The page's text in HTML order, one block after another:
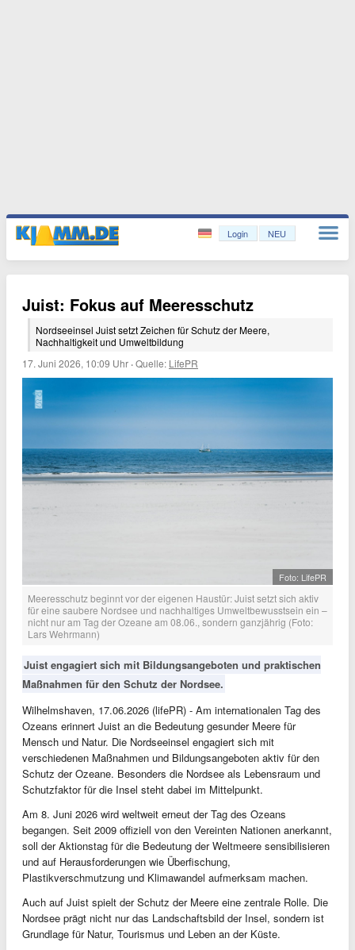
Login NEU
Juist: Fokus auf Meeresschutz
Nordseeinsel Juist setzt Zeichen für Schutz der Meere,
Nachhaltigkeit und Umweltbildung
17. Juni 2026, 10:09 Uhr ·Quelle: LifePR
Foto: LifePR
Meeresschutz beginnt vor der eigenen Haustür: Juist setzt sich aktiv
für eine saubere Nordsee und nachhaltiges Umweltbewusstsein ein –
nicht nur am Tag der Ozeane am 08.06., sondern ganzjährig (Foto:
Lars Wehrmann)
Juist engagiert sich mit Bildungsangeboten und praktischen
Maßnahmen für den Schutz der Nordsee.
Wilhelmshaven, 17.06.2026 (lifePR) - Am internationalen Tag des
Ozeans erinnert Juist an die Bedeutung gesunder Meere für
Mensch und Natur. Die Nordseeinsel engagiert sich mit
verschiedenen Maßnahmen und Bildungsangeboten aktiv für den
Schutz der Ozeane. Besonders die Nordsee als Lebensraum und
Schutzfaktor für die Insel steht dabei im Mittelpunkt.
Am 8. Juni 2026 wird weltweit erneut der Tag des Ozeans
begangen. Seit 2009 offiziell von den Vereinten Nationen anerkannt,
soll der Aktionstag für die Bedeutung der Weltmeere sensibilisieren
und auf Herausforderungen wie Überfischung,
Plastikverschmutzung und Klimawandel aufmerksam machen.
Auch auf Juist spielt der Schutz der Meere eine zentrale Rolle. Die
Nordsee prägt nicht nur das Landschaftsbild der Insel, sondern ist
Grundlage für Natur, Tourismus und Leben an der Küste.